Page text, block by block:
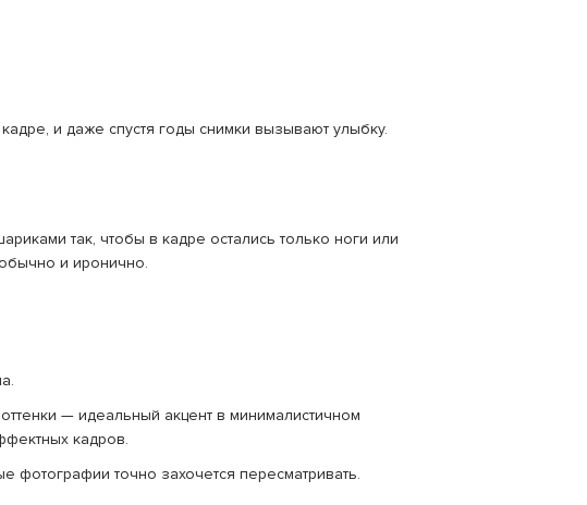
и даже спустя годы снимки вызывают улыбку.
так, чтобы в кадре остались только ноги или
и иронично.
— идеальный акцент в минималистичном
кадров.
фотографии точно захочется пересматривать.